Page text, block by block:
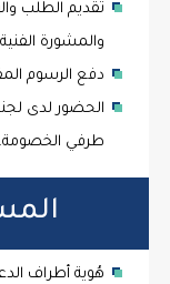
تقديم الطلب
والمشورة الفنية.
دفع الرسوم
الحضور لدى لجنة
طرفي الخصومة.
هُوية أطراف